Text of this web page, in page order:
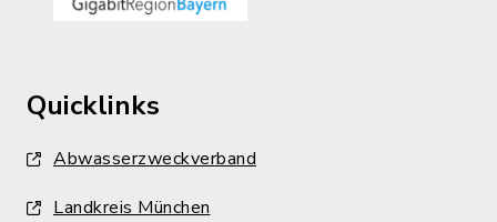
Quicklinks
Abwasserzweckverband
Landkreis München